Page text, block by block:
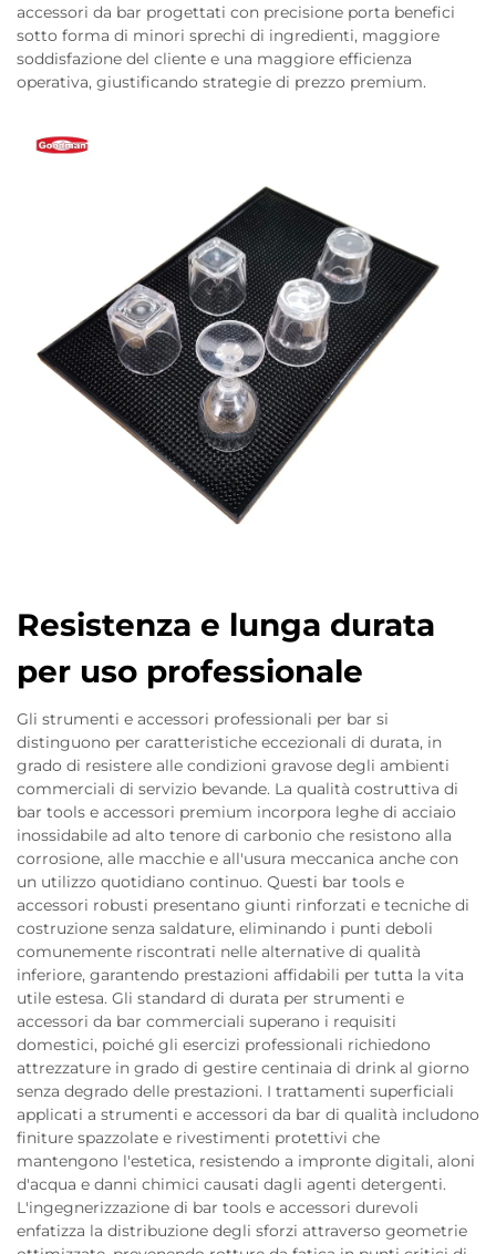
accessori da bar progettati con precisione porta benefici
sotto forma di minori sprechi di ingredienti, maggiore
soddisfazione del cliente e una maggiore efficienza
operativa, giustificando strategie di prezzo premium.
Resistenza e lunga durata
per uso professionale
Gli strumenti e accessori professionali per bar si
distinguono per caratteristiche eccezionali di durata, in
grado di resistere alle condizioni gravose degli ambienti
commerciali di servizio bevande. La qualità costruttiva di
bar tools e accessori premium incorpora leghe di acciaio
inossidabile ad alto tenore di carbonio che resistono alla
corrosione, alle macchie e all'usura meccanica anche con
un utilizzo quotidiano continuo. Questi bar tools e
accessori robusti presentano giunti rinforzati e tecniche di
costruzione senza saldature, eliminando i punti deboli
comunemente riscontrati nelle alternative di qualità
inferiore, garantendo prestazioni affidabili per tutta la vita
utile estesa. Gli standard di durata per strumenti e
accessori da bar commerciali superano i requisiti
domestici, poiché gli esercizi professionali richiedono
attrezzature in grado di gestire centinaia di drink al giorno
senza degrado delle prestazioni. I trattamenti superficiali
applicati a strumenti e accessori da bar di qualità includono
finiture spazzolate e rivestimenti protettivi che
mantengono l'estetica, resistendo a impronte digitali, aloni
d'acqua e danni chimici causati dagli agenti detergenti.
L'ingegnerizzazione di bar tools e accessori durevoli
enfatizza la distribuzione degli sforzi attraverso geometrie